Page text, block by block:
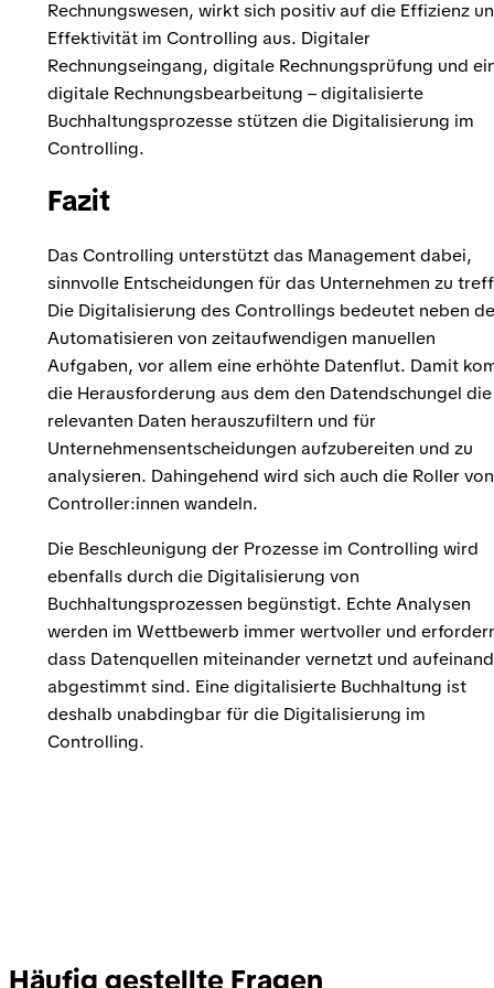
Rechnungswesen, wirkt sich positiv auf die Effizienz
Effektivität im Controlling aus. Digitaler
Rechnungseingang, digitale Rechnungsprüfung und
digitale Rechnungsbearbeitung – digitalisierte
Buchhaltungsprozesse stützen die Digitalisierung im
Controlling.
Fazit
Das Controlling unterstützt das Management dabei,
sinnvolle Entscheidungen für das Unternehmen zu
Die Digitalisierung des Controllings bedeutet neben
Automatisieren von zeitaufwendigen manuellen
Aufgaben, vor allem eine erhöhte Datenflut. Damit
die Herausforderung aus dem den Datendschungel die
relevanten Daten herauszufiltern und für
Unternehmensentscheidungen aufzubereiten und zu
analysieren. Dahingehend wird sich auch die Roller von
Controller:innen wandeln.
Die Beschleunigung der Prozesse im Controlling wird
ebenfalls durch die Digitalisierung von
Buchhaltungsprozessen begünstigt. Echte Analysen
werden im Wettbewerb immer wertvoller und
dass Datenquellen miteinander vernetzt und
abgestimmt sind. Eine digitalisierte Buchhaltung ist
deshalb unabdingbar für die Digitalisierung im
Controlling.
Häufig gestellte Fragen